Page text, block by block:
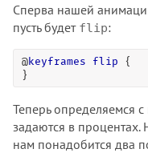
Сперва нашей
пусть будет flip:
@keyframes flip {
}
Теперь определяемся
задаются в
нам понадобится два